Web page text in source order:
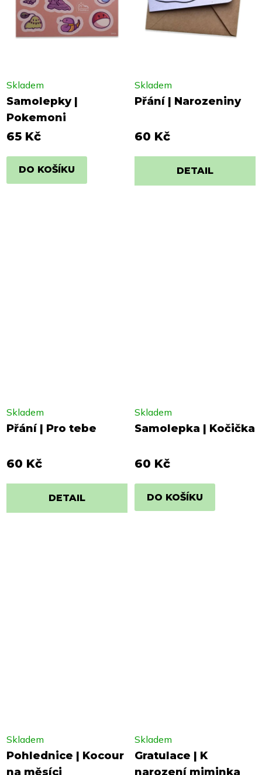
Samolepky |
Pokemoni
Skladem
65 Kč
DO KOŠÍKU
Přání | Narozeniny
Skladem
60 Kč
DETAIL
Přání | Pro tebe
Skladem
60 Kč
DETAIL
Samolepka | Kočička
Skladem
60 Kč
DO KOŠÍKU
Pohlednice | Kocour
na měsíci
Skladem
Gratulace | K
narození miminka
Skladem